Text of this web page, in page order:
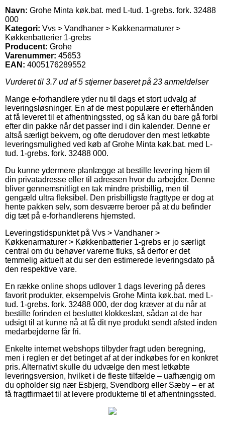
Navn: Grohe Minta køk.bat. med L-tud. 1-grebs. fork. 32488
000
Kategori: Vvs > Vandhaner > Køkkenarmaturer >
Køkkenbatterier 1-grebs
Producent: Grohe
Varenummer: 45653
EAN: 4005176289552
Vurderet til 3.7ud af 5 stjerner baseret på 23 anmeldelser
Mange e-forhandlere yder nu til dags et stort udvalg af
leveringsløsninger. En af de mest populære er efterhånden
at få leveret til et afhentningssted, og så kan du bare gå forbi
efter din pakke når det passer ind i din kalender. Denne er
altså særligt bekvem, og ofte derudover den mest letkøbte
leveringsmulighed ved køb af Grohe Minta køk.bat. med L-
tud. 1-grebs. fork. 32488 000.
Du kunne ydermere planlægge at bestille levering hjem til
din privatadresse eller til adressen hvor du arbejder. Denne
bliver gennemsnitligt en tak mindre prisbillig, men til
gengæld ultra fleksibel. Den prisbilligste fragttype er dog at
hente pakken selv, som desværre beroer på at du befinder
dig tæt på e-forhandlerens hjemsted.
Leveringstidspunktet på Vvs > Vandhaner >
Køkkenarmaturer > Køkkenbatterier 1-grebs er jo særligt
central om du behøver varerne fluks, så derfor er det
temmelig aktuelt at du ser den estimerede leveringsdato på
den respektive vare.
En række online shops udlover 1 dags levering på deres
favorit produkter, eksempelvis Grohe Minta køk.bat. med L-
tud. 1-grebs. fork. 32488 000, der dog kræver at du når at
bestille forinden et besluttet klokkeslæt, sådan at de har
udsigt til at kunne nå at få dit nye produkt sendt afsted inden
medarbejderne får fri.
Enkelte internet webshops tilbyder fragt uden beregning,
men i reglen er det betinget af at der indkøbes for en konkret
pris. Alternativt skulle du udvælge den mest letkøbte
leveringsversion, hvilket i de fleste tilfælde – uafhængig om
du opholder sig nær Esbjerg, Svendborg eller Sæby – er at
få fragtfirmaet til at levere produkterne til et afhentningssted.